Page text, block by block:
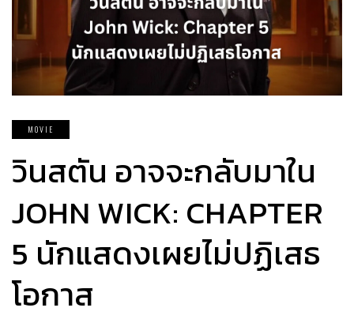
MOVIE
วินสตัน อาจจะกลับมาใน
JOHN WICK: CHAPTER
5 นักแสดงเผยไม่ปฏิเสธ
โอกาส